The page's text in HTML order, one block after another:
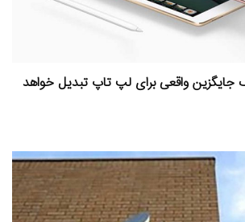
جایگزین واقعی برای لپ تاپ تبدیل خواهد